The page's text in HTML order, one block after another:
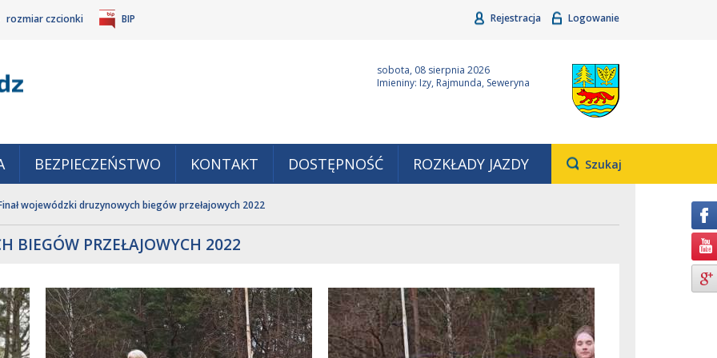
rozmiar czcionki BIP Rejestracja Logowanie
sobota, 08 sierpnia 2026
Imieniny: Izy, Rajmunda, Seweryna
BEZPIECZEŃSTWO KONTAKT DOSTĘPNOŚĆ ROZKŁADY JAZDY Szukaj
wojewódzki druzynowych biegów przełajowych 2022
BIEGÓW PRZEŁAJOWYCH 2022